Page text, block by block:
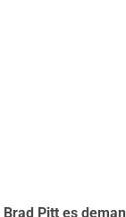
Brad Pitt es